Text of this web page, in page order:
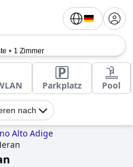
1 Zimmer
Parkplatz Pool
nach
Alto Adige